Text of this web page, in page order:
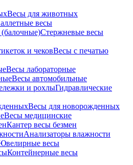
Весы для животных
весы
Стержневые весы
Весы c печатью
Весы лабораторные
Весы автомобильные
Гидравлические
Весы для новорожденных
Весы медицинские
Кантер весы безмен
Анализаторы влажности
весы
Контейнерные весы